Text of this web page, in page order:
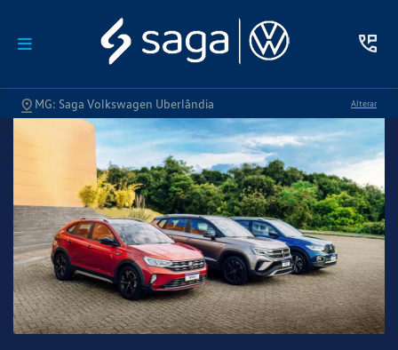
MG: Saga Volkswagen Uberlândia Alterar